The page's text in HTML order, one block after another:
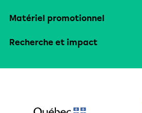
Matériel promotionnel
Recherche et impact